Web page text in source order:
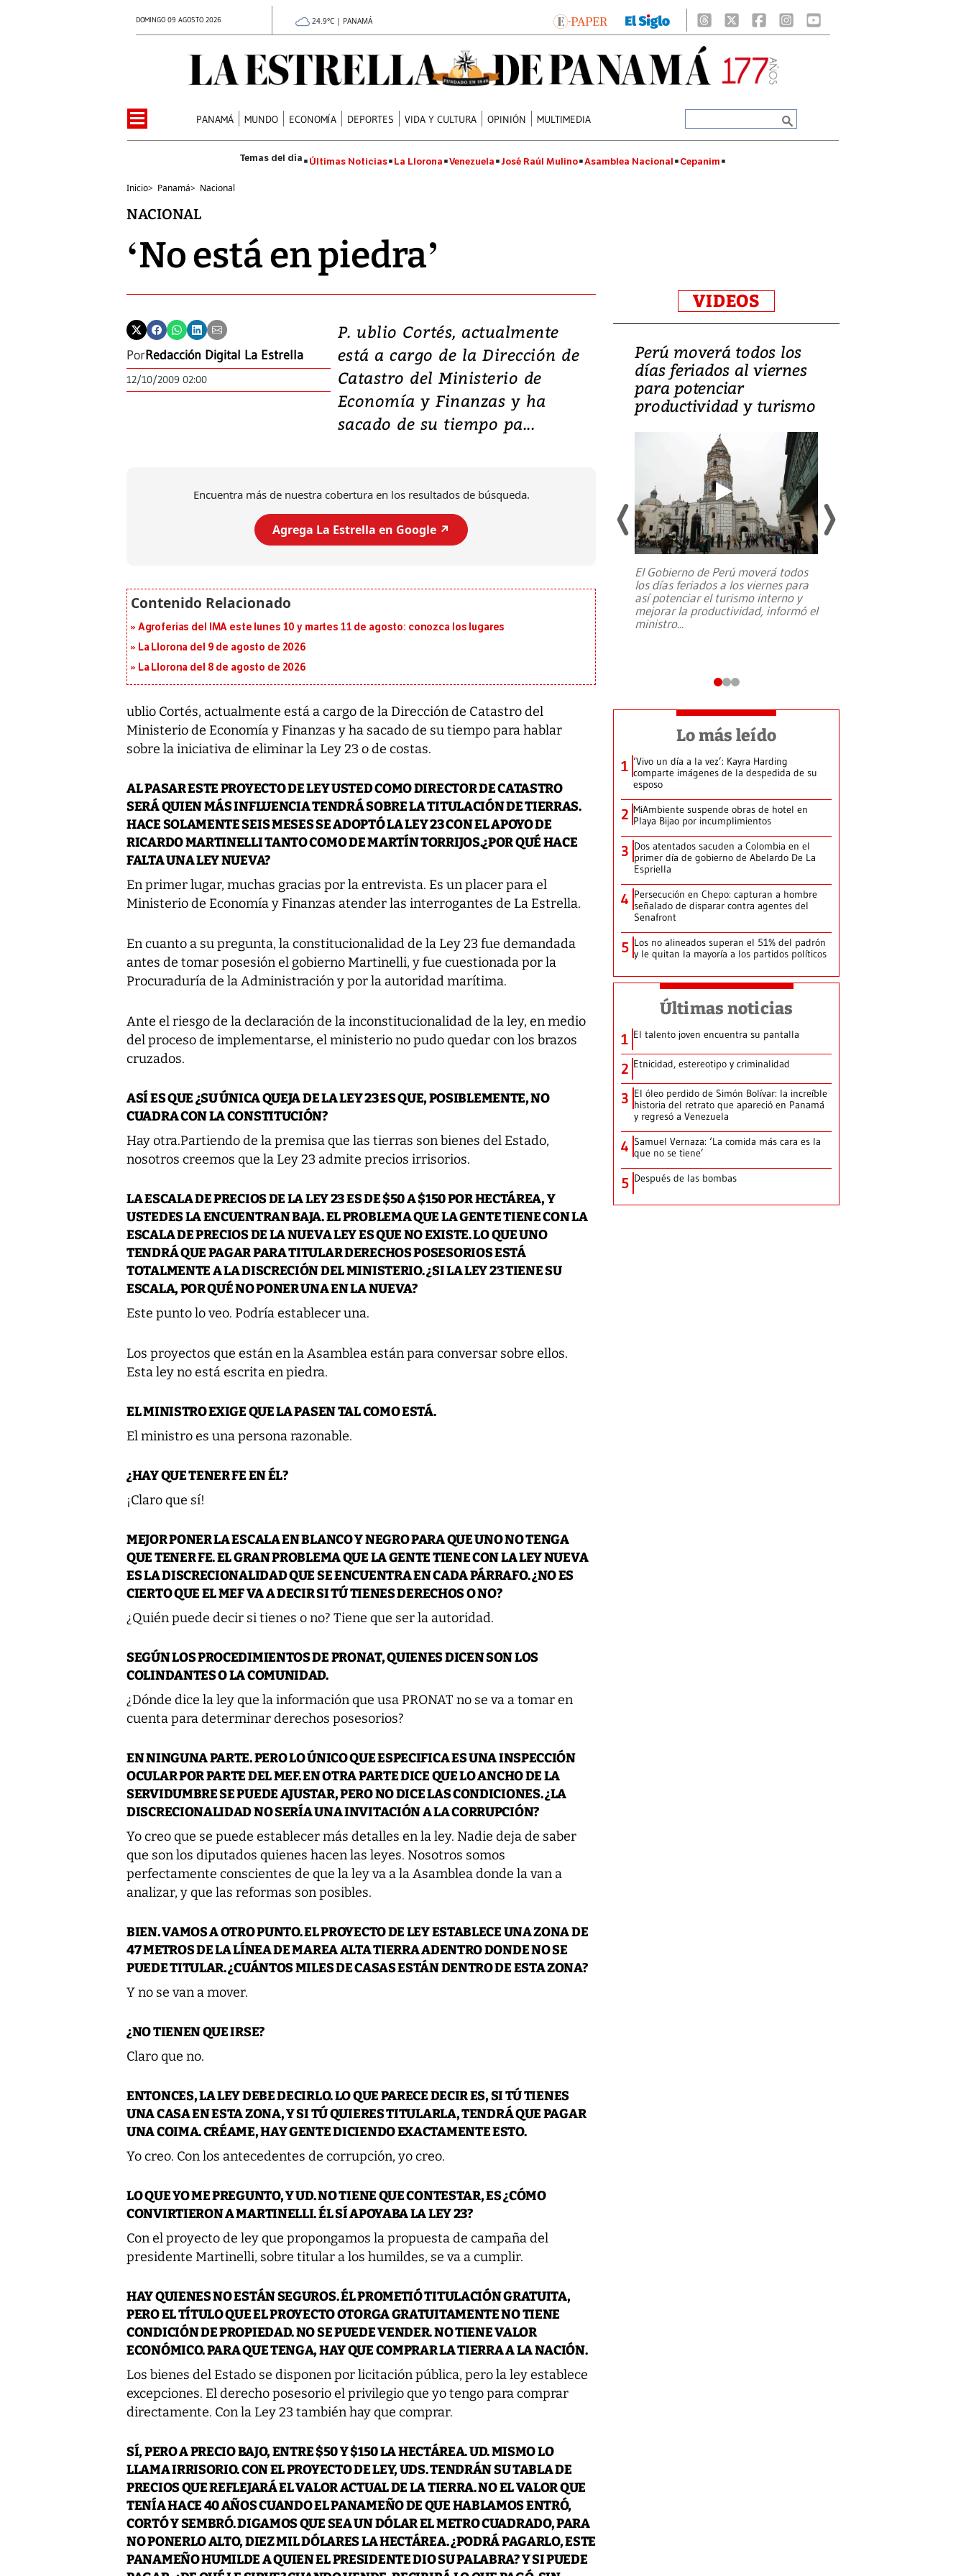
DOMINGO 09 AGOSTO 2026 24.9°C | PANAMÁ
PANAMÁ MUNDO ECONOMÍA DEPORTES VIDA Y CULTURA OPINIÓN MULTIMEDIA
Últimas Noticias La Llorona Venezuela José Raúl Mulino Asamblea Nacional Cepanim
Inicio> Panamá> Nacional
NACIONAL
‘No está en piedra’
PorRedacción Digital La Estrella
12/10/2009 02:00
P. ublio Cortés, actualmente
está a cargo de la Dirección de
Catastro del Ministerio de
Economía y Finanzas y ha
sacado de su tiempo pa...
Encuentra más de nuestra cobertura en los resultados de búsqueda.
Agrega La Estrella en Google ↗️
Agroferias del IMA este lunes 10 y martes 11 de agosto: conozca los lugares
La Llorona del 9 de agosto de 2026
La Llorona del 8 de agosto de 2026
ublio Cortés, actualmente está a cargo de la Dirección de Catastro del
Ministerio de Economía y Finanzas y ha sacado de su tiempo para hablar
sobre la iniciativa de eliminar la Ley 23 o de costas.
AL PASAR ESTE PROYECTO DE LEY USTED COMO DIRECTOR DE CATASTRO
SERÁ QUIEN MÁS INFLUENCIA TENDRÁ SOBRE LA TITULACIÓN DE TIERRAS.
HACE SOLAMENTE SEIS MESES SE ADOPTÓ LA LEY 23 CON EL APOYO DE
RICARDO MARTINELLI TANTO COMO DE MARTÍN TORRIJOS.¿POR QUÉ HACE
FALTA UNA LEY NUEVA?
En primer lugar, muchas gracias por la entrevista. Es un placer para el
Ministerio de Economía y Finanzas atender las interrogantes de La Estrella.
En cuanto a su pregunta, la constitucionalidad de la Ley 23 fue demandada
antes de tomar posesión el gobierno Martinelli, y fue cuestionada por la
Procuraduría de la Administración y por la autoridad marítima.
Ante el riesgo de la declaración de la inconstitucionalidad de la ley, en medio
del proceso de implementarse, el ministerio no pudo quedar con los brazos
cruzados.
ASÍ ES QUE ¿SU ÚNICA QUEJA DE LA LEY 23 ES QUE, POSIBLEMENTE, NO
CUADRA CON LA CONSTITUCIÓN?
Hay otra.Partiendo de la premisa que las tierras son bienes del Estado,
nosotros creemos que la Ley 23 admite precios irrisorios.
LA ESCALA DE PRECIOS DE LA LEY 23 ES DE $50 A $150 POR HECTÁREA, Y
USTEDES LA ENCUENTRAN BAJA. EL PROBLEMA QUE LA GENTE TIENE CON LA
ESCALA DE PRECIOS DE LA NUEVA LEY ES QUE NO EXISTE. LO QUE UNO
TENDRÁ QUE PAGAR PARA TITULAR DERECHOS POSESORIOS ESTÁ
TOTALMENTE A LA DISCRECIÓN DEL MINISTERIO. ¿SI LA LEY 23 TIENE SU
ESCALA, POR QUÉ NO PONER UNA EN LA NUEVA?
Este punto lo veo. Podría establecer una.
Los proyectos que están en la Asamblea están para conversar sobre ellos.
Esta ley no está escrita en piedra.
EL MINISTRO EXIGE QUE LA PASEN TAL COMO ESTÁ.
El ministro es una persona razonable.
¿HAY QUE TENER FE EN ÉL?
¡Claro que sí!
MEJOR PONER LA ESCALA EN BLANCO Y NEGRO PARA QUE UNO NO TENGA
QUE TENER FE. EL GRAN PROBLEMA QUE LA GENTE TIENE CON LA LEY NUEVA
ES LA DISCRECIONALIDAD QUE SE ENCUENTRA EN CADA PÁRRAFO. ¿NO ES
CIERTO QUE EL MEF VA A DECIR SI TÚ TIENES DERECHOS O NO?
¿Quién puede decir si tienes o no? Tiene que ser la autoridad.
SEGÚN LOS PROCEDIMIENTOS DE PRONAT, QUIENES DICEN SON LOS
COLINDANTES O LA COMUNIDAD.
¿Dónde dice la ley que la información que usa PRONAT no se va a tomar en
cuenta para determinar derechos posesorios?
EN NINGUNA PARTE. PERO LO ÚNICO QUE ESPECIFICA ES UNA INSPECCIÓN
OCULAR POR PARTE DEL MEF. EN OTRA PARTE DICE QUE LO ANCHO DE LA
SERVIDUMBRE SE PUEDE AJUSTAR, PERO NO DICE LAS CONDICIONES. ¿LA
DISCRECIONALIDAD NO SERÍA UNA INVITACIÓN A LA CORRUPCIÓN?
Yo creo que se puede establecer más detalles en la ley. Nadie deja de saber
que son los diputados quienes hacen las leyes. Nosotros somos
perfectamente conscientes de que la ley va a la Asamblea donde la van a
analizar, y que las reformas son posibles.
BIEN. VAMOS A OTRO PUNTO. EL PROYECTO DE LEY ESTABLECE UNA ZONA DE
47 METROS DE LA LÍNEA DE MAREA ALTA TIERRA ADENTRO DONDE NO SE
PUEDE TITULAR. ¿CUÁNTOS MILES DE CASAS ESTÁN DENTRO DE ESTA ZONA?
Y no se van a mover.
¿NO TIENEN QUE IRSE?
Claro que no.
ENTONCES, LA LEY DEBE DECIRLO. LO QUE PARECE DECIR ES, SI TÚ TIENES
UNA CASA EN ESTA ZONA, Y SI TÚ QUIERES TITULARLA, TENDRÁ QUE PAGAR
UNA COIMA. CRÉAME, HAY GENTE DICIENDO EXACTAMENTE ESTO.
Yo creo. Con los antecedentes de corrupción, yo creo.
LO QUE YO ME PREGUNTO, Y UD. NO TIENE QUE CONTESTAR, ES ¿CÓMO
CONVIRTIERON A MARTINELLI. ÉL SÍ APOYABA LA LEY 23?
Con el proyecto de ley que propongamos la propuesta de campaña del
presidente Martinelli, sobre titular a los humildes, se va a cumplir.
HAY QUIENES NO ESTÁN SEGUROS. ÉL PROMETIÓ TITULACIÓN GRATUITA,
PERO EL TÍTULO QUE EL PROYECTO OTORGA GRATUITAMENTE NO TIENE
CONDICIÓN DE PROPIEDAD. NO SE PUEDE VENDER. NO TIENE VALOR
ECONÓMICO. PARA QUE TENGA, HAY QUE COMPRAR LA TIERRA A LA NACIÓN.
Los bienes del Estado se disponen por licitación pública, pero la ley establece
excepciones. El derecho posesorio el privilegio que yo tengo para comprar
directamente. Con la Ley 23 también hay que comprar.
SÍ, PERO A PRECIO BAJO, ENTRE $50 Y $150 LA HECTÁREA. UD. MISMO LO
LLAMA IRRISORIO. CON EL PROYECTO DE LEY, UDS. TENDRÁN SU TABLA DE
PRECIOS QUE REFLEJARÁ EL VALOR ACTUAL DE LA TIERRA. NO EL VALOR QUE
TENÍA HACE 40 AÑOS CUANDO EL PANAMEÑO DE QUE HABLAMOS ENTRÓ,
CORTÓ Y SEMBRÓ. DIGAMOS QUE SEA UN DÓLAR EL METRO CUADRADO, PARA
NO PONERLO ALTO, DIEZ MIL DÓLARES LA HECTÁREA. ¿PODRÁ PAGARLO, ESTE
PANAMEÑO HUMILDE A QUIEN EL PRESIDENTE DIO SU PALABRA? Y SI PUEDE
VIDEOS
Video: Lula lanza su
candidatura con
promesas de inversión
en defensa, educación y
tierras raras
Entre recuerdos y escuetas
da Silva, oficializó este domingo su
Perú moverá todos los
días feriados al viernes
para potenciar
productividad y turismo
El Gobierno de Perú moverá todos
los días feriados a los viernes para
así potenciar el turismo interno y
mejorar la productividad, informó el
ministro...
Lo más leído
1 ‘Vivo un día a la vez’: Kayra Harding
comparte imágenes de la despedida de su
esposo
2 MiAmbiente suspende obras de hotel en
Playa Bijao por incumplimientos
3 Dos atentados sacuden a Colombia en el
primer día de gobierno de Abelardo De La
Espriella
4 Persecución en Chepo: capturan a hombre
señalado de disparar contra agentes del
Senafront
5 Los no alineados superan el 51% del padrón
y le quitan la mayoría a los partidos políticos
Últimas noticias
1 El talento joven encuentra su pantalla​
2 Etnicidad, estereotipo y criminalidad
3 El óleo perdido de Simón Bolívar: la increíble
historia del retrato que apareció en Panamá
y regresó a Venezuela
4 Samuel Vernaza: ‘La comida más cara es la
que no se tiene’
5 Después de las bombas